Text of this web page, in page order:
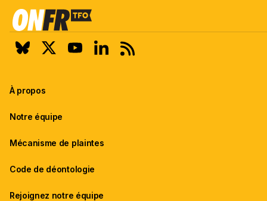
À propos
Notre équipe
Mécanisme de plaintes
Code de déontologie
Rejoignez notre équipe